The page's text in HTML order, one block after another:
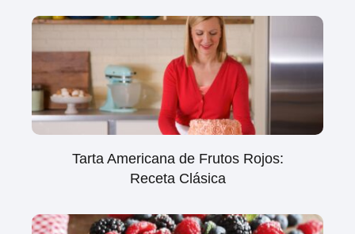
Tarta Americana de Frutos Rojos:
Receta Clásica